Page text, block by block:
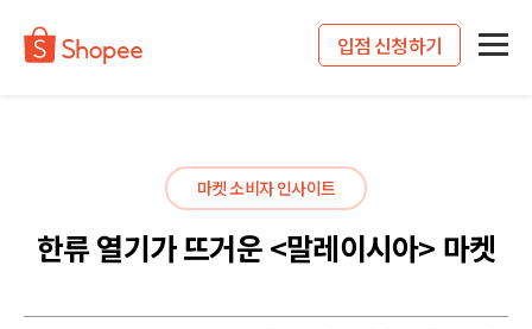
입점 신청하기
마켓 소비자 인사이트
한류 열기가 뜨거운 <말레이시아> 마켓